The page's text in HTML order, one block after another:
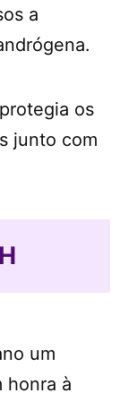
a
os
junto com
um
honra à